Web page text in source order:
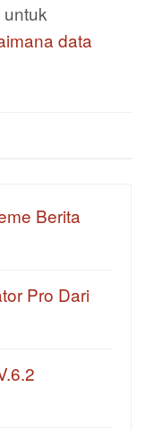
data
Berita
Pro Dari